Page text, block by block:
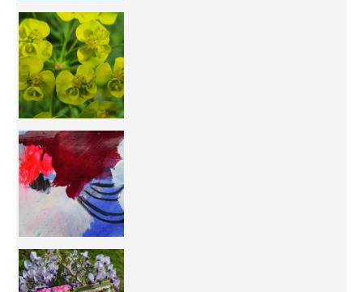
You're
50/50 OR 100/100 ? The day after Ascension, w